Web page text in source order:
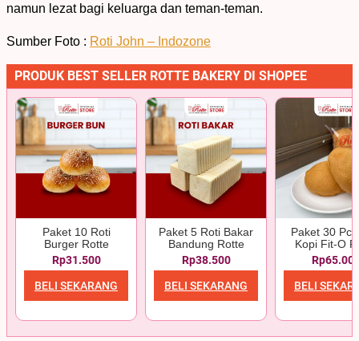
namun lezat bagi keluarga dan teman-teman.
Sumber Foto : Roti John – Indozone
PRODUK BEST SELLER ROTTE BAKERY DI SHOPEE
Paket 10 Roti
Burger Rotte
Rp31.500
BELI SEKARANG
Paket 5 Roti Bakar
Bandung Rotte
Rp38.500
BELI SEKARANG
Paket 30
Kopi Fit-O
BELI